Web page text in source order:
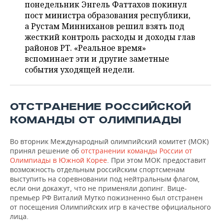
ВОДНЫЕ ВИДЫ СПОРТА
ХОККЕЙ С МЯЧОМ
ОБРАЗОВАНИЕ
ПРОИСШЕСТВИЯ
понедельник Энгель Фаттахов покинул
пост министра образования республики,
а Рустам Минниханов решил взять под
жесткий контроль расходы и доходы глав
районов РТ. «Реальное время»
вспоминает эти и другие заметные
события уходящей недели.
ОТСТРАНЕНИЕ РОССИЙСКОЙ
КОМАНДЫ ОТ ОЛИМПИАДЫ
Во вторник Международный олимпийский комитет (МОК)
принял решение об отстранении команды России от
Олимпиады в Южной Корее. При этом МОК предоставит
возможность отдельным российским спортсменам
выступить на соревновании под нейтральным флагом,
если они докажут, что не применяли допинг. Вице-
премьер РФ Виталий Мутко пожизненно был отстранен
от посещения Олимпийских игр в качестве официального
лица.